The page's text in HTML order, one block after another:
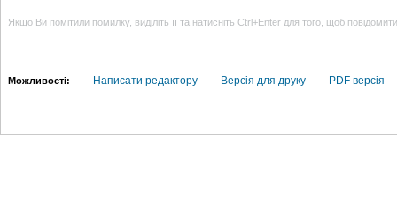
Якщо Ви помітили помилку, виділіть її та натисніть Ctrl+Enter для того, щоб
Можливості: Написати редактору Версія для друку PDF версія